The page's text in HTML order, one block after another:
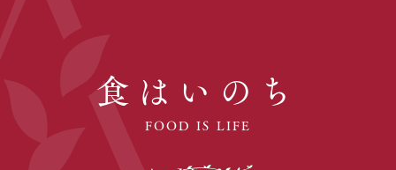
食はいのち
FOOD IS LIFE